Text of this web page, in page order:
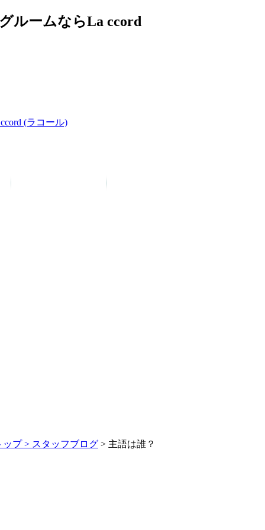
ルームならLa ccord
ップ > スタッフブログ > 主語は誰？